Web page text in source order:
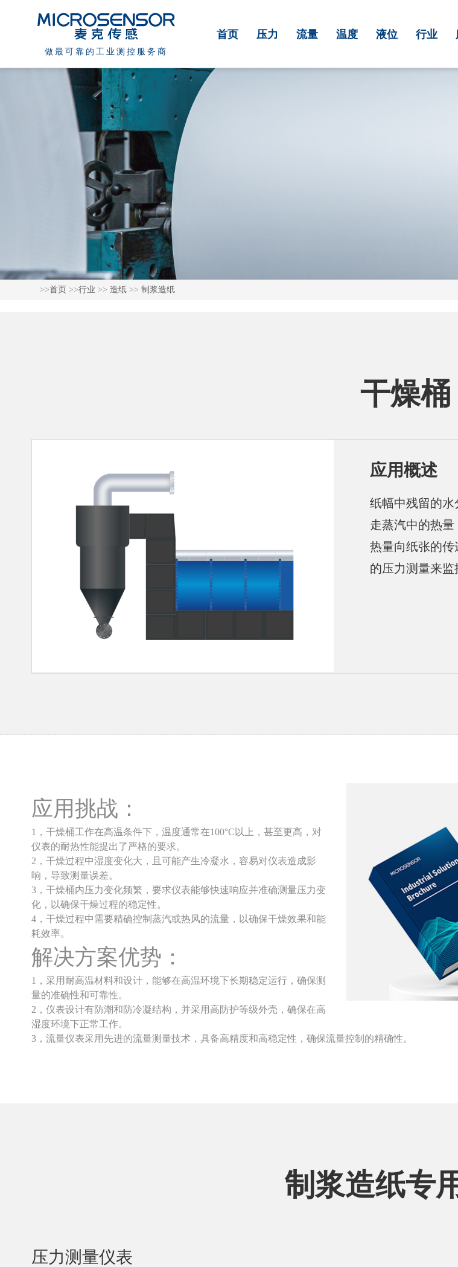
做最可靠的工业测控服务商
首页 压力 流量 温度 液位 行业
>>首页 >>行业 >> 造纸 >> 制浆造纸
干燥桶
应用概述
纸幅中残留的
走蒸汽中的热
热量向纸张的
的压力测量来监
应用挑战：
1，干燥桶工作在高温条件下，温度通常在100°C以上，甚至更高，对
仪表的耐热性能提出了严格的要求。
2，干燥过程中湿度变化大，且可能产生冷凝水，容易对仪表造成影
响，导致测量误差。
3，干燥桶内压力变化频繁，要求仪表能够快速响应并准确测量压力变
化，以确保干燥过程的稳定性。
4，干燥过程中需要精确控制蒸汽或热风的流量，以确保干燥效果和能
耗效率。
解决方案优势：
1，采用耐高温材料和设计，能够在高温环境下长期稳定运行，确保测
量的准确性和可靠性。
2，仪表设计有防潮和防冷凝结构，并采用高防护等级外壳，确保在高
湿度环境下正常工作。
3，流量仪表采用先进的流量测量技术，具备高精度和高稳定性，确保流量控制的精确性。
制浆造纸专
压力测量仪表